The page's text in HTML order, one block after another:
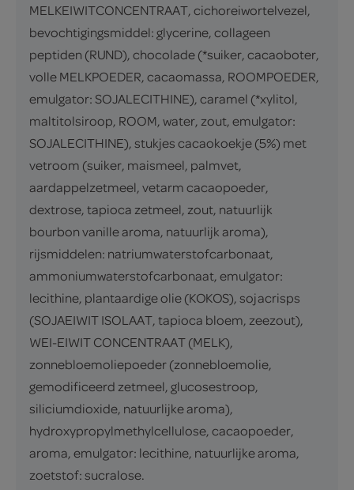
MELKEIWITCONCENTRAAT, cichoreiwortelvezel,
bevochtigingsmiddel: glycerine, collageen
peptiden (RUND), chocolade (*suiker, cacaoboter,
volle MELKPOEDER, cacaomassa, ROOMPOEDER,
emulgator: SOJALECITHINE), caramel (*xylitol,
maltitolsiroop, ROOM, water, zout, emulgator:
SOJALECITHINE), stukjes cacaokoekje (5%) met
vetroom (suiker, maismeel, palmvet,
aardappelzetmeel, vetarm cacaopoeder,
dextrose, tapioca zetmeel, zout, natuurlijk
bourbon vanille aroma, natuurlijk aroma),
rijsmiddelen: natriumwaterstofcarbonaat,
ammoniumwaterstofcarbonaat, emulgator:
lecithine, plantaardige olie (KOKOS), sojacrisps
(SOJAEIWIT ISOLAAT, tapioca bloem, zeezout),
WEI-EIWIT CONCENTRAAT (MELK),
zonnebloemoliepoeder (zonnebloemolie,
gemodificeerd zetmeel, glucosestroop,
siliciumdioxide, natuurlijke aroma),
hydroxypropylmethylcellulose, cacaopoeder,
aroma, emulgator: lecithine, natuurlijke aroma,
zoetstof: sucralose.